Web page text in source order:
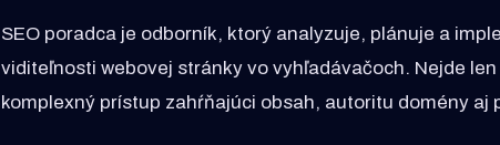
SEO poradca je odborník, ktorý analyzuje, plánuje a
viditeľnosti webovej stránky vo vyhľadávačoch. Nejde
komplexný prístup zahŕňajúci obsah, autoritu domény aj